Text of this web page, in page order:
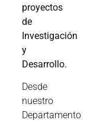
proyectos
de
Investigación
y
Desarrollo.
Desde
nuestro
Departamento